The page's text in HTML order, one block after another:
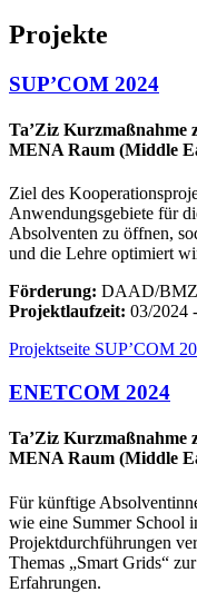
Projekte
SUP’COM 2024
Ta’Ziz Kurzmaßnahme
MENA Raum (Middle
Ziel des
Anwendungsgebiete für
Absolventen zu öffnen,
und die Lehre optimiert
Förderung: DAAD/BMZ
Projektlaufzeit: 03/2024
Projektseite SUP’COM
ENETCOM 2024
Ta’Ziz Kurzmaßnahme
MENA Raum (Middle
Für künftige
wie eine Summer School
Projektdurchführungen
Themas „Smart Grids“
Erfahrungen.